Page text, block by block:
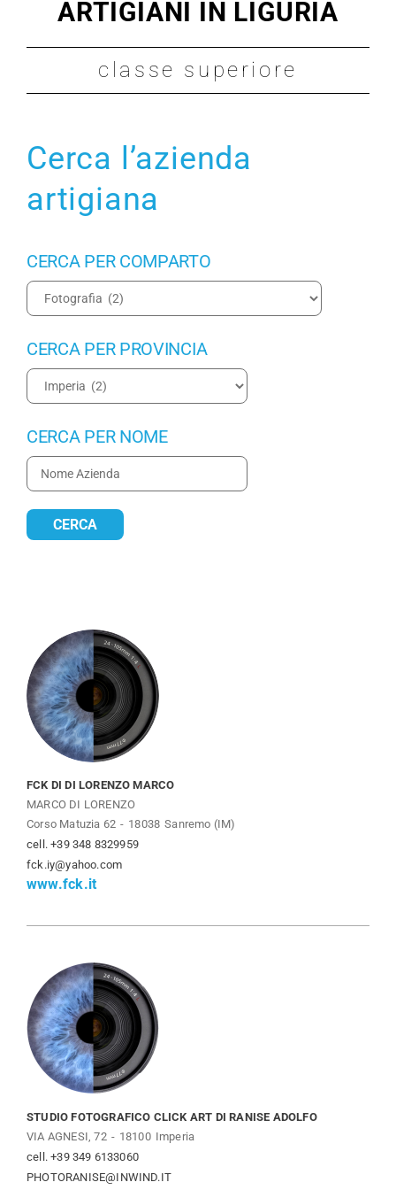
Maestro Artigiano
Modulistica
ARTIGIANI IN LIGURIA
classe superiore
Cerca l’azienda
artigiana
CERCA PER COMPARTO
CERCA PER PROVINCIA
CERCA PER NOME
FCK DI DI LORENZO MARCO
MARCO DI LORENZO
Corso Matuzia 62
18038 Sanremo (IM)
cell. +39 348 8329959
fck.iy@yahoo.com
www.fck.it
STUDIO FOTOGRAFICO CLICK ART DI RANISE ADOLFO
VIA AGNESI, 72
18100 Imperia
cell. +39 349 6133060
PHOTORANISE@INWIND.IT